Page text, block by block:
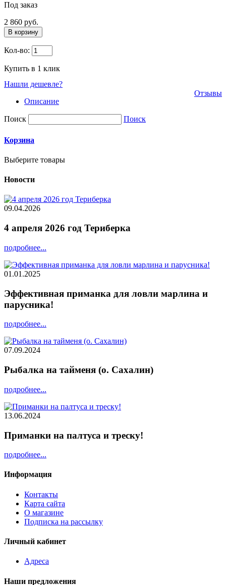
Под заказ
2 860 руб.
В корзину
Кол-во:
Купить в 1 клик
Нашли дешевле?
Отзывы
Описание
Поиск Поиск
Корзина
Выберите товары
Новости
09.04.2026
4 апреля 2026 год Териберка
подробнее...
01.01.2025
Эффективная приманка для ловли марлина и
парусника!
подробнее...
07.09.2024
Рыбалка на тайменя (о. Сахалин)
подробнее...
13.06.2024
Приманки на палтуса и треску!
подробнее...
Информация
Контакты
Карта сайта
О магазине
Подписка на рассылку
Личный кабинет
Адреса
Наши предложения